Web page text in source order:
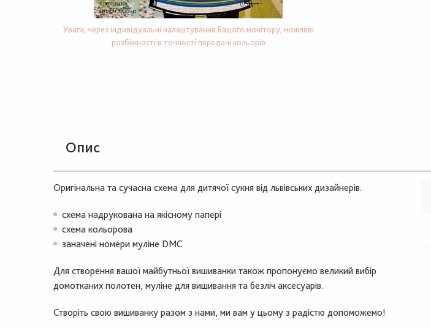
Увага, через індивідуальні налаштування Вашого монітору, можливі
розбіжності в точності передачі кольорів
Опис
Оригінальна та сучасна схема для дитячої сукня від львівських дизайнерів.
схема надрукована на якісному папері
схема кольорова
заначені номери муліне DMC
Для створення вашої майбутньої вишиванки також пропонуємо великий вибір
домотканих полотен, муліне для вишивання та безліч аксесуарів.
Створіть свою вишиванку разом з нами, ми вам у цьому з радістю допоможемо!